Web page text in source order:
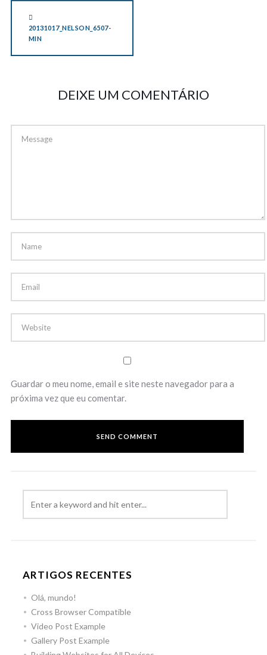
20131017_NELSON_6507-
MIN
DEIXE UM COMENTÁRIO
Guardar o meu nome, email e site neste navegador para a
próxima vez que eu comentar.
ARTIGOS RECENTES
Olá, mundo!
Cross Browser Compatible
Video Post Example
Gallery Post Example